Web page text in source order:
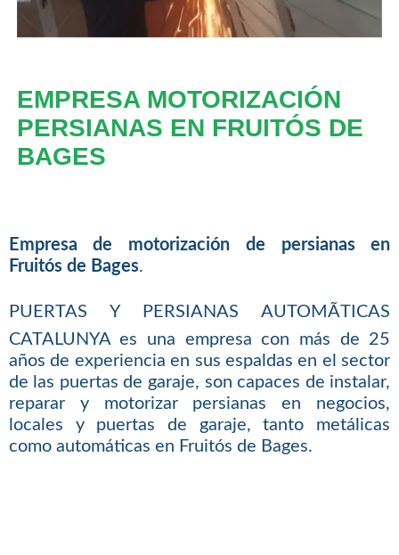
EMPRESA MOTORIZACIÓN
PERSIANAS EN FRUITÓS DE
BAGES
Empresa de motorización de persianas en
Fruitós de Bages.
PUERTAS Y PERSIANAS AUTOMÃTICAS
CATALUNYA es una empresa con más de 25
años de experiencia en sus espaldas en el sector
de las puertas de garaje, son capaces de instalar,
reparar y motorizar persianas en negocios,
locales y puertas de garaje, tanto metálicas
como automáticas en Fruitós de Bages.